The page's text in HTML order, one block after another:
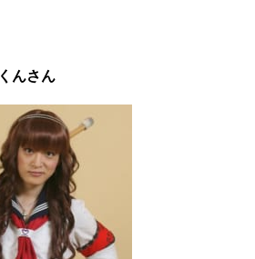
くんさん